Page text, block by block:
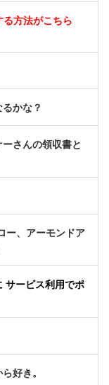
る方法がこちら
かな？
さんの領収書と
ー、アーモンドア
サービス利用でポ
好き。